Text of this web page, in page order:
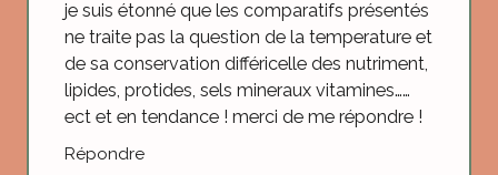
je suis étonné que les comparatifs présentés
ne traite pas la question de la temperature et
de sa conservation différicelle des nutriment,
lipides, protides, sels mineraux vitamines……
ect et en tendance ! merci de me répondre !
Répondre